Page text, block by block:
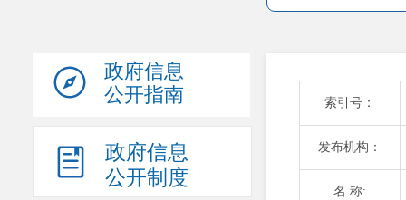
政府信息
公开指南
政府信息
公开制度
索引号：
发布机构：
名 称: